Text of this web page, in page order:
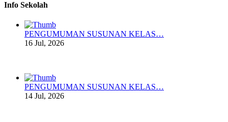
Info Sekolah
PENGUMUMAN SUSUNAN KELAS…
16 Jul, 2026
PENGUMUMAN SUSUNAN KELAS…
14 Jul, 2026